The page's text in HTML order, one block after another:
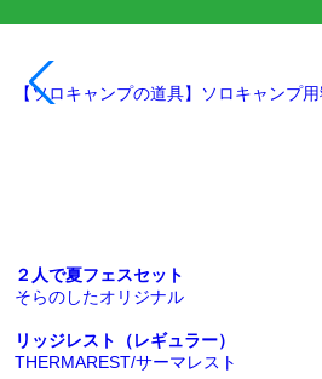
【ソロキャンプの道具】ソロキャンプ用
２人で夏フェスセット
そらのしたオリジナル
リッジレスト（レギュラー）
THERMAREST/サーマレスト